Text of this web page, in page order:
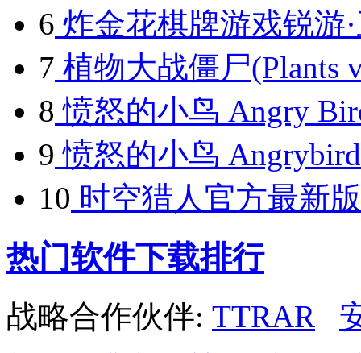
6 炸金花棋牌游戏锐游
7 植物大战僵尸(Plants
8 愤怒的小鸟 Angry
9 愤怒的小鸟
10 时空猎人官方最新
热门软件下载排行
战略合作伙伴: TTRAR